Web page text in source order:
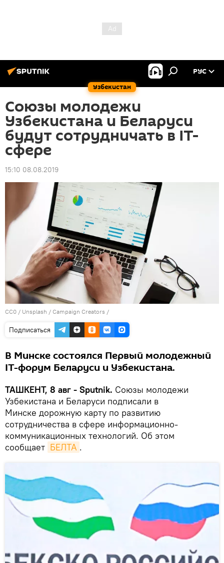
Узбекистан
РУС
Союзы молодежи
Узбекистана и Беларуси
будут сотрудничать в IT-
сфере
15:10 08.08.2019
CC0 / Unsplash / Campaign Creators /
Подписаться
В Минске состоялся Первый молодежный
IT-форум Беларуси и Узбекистана.
ТАШКЕНТ, 8 авг - Sputnik. Союзы молодежи
Узбекистана и Беларуси подписали в
Минске дорожную карту по развитию
сотрудничества в сфере информационно-
коммуникационных технологий. Об этом
сообщает БЕЛТА .